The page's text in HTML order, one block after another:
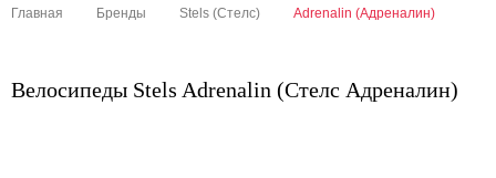
Главная Бренды Stels (Стелс) Adrenalin (Адреналин)
Велосипеды Stels Adrenalin (Стелс Адреналин)